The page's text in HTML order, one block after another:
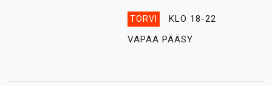
TORVI
KLO 18-22
VAPAA PÄÄSY